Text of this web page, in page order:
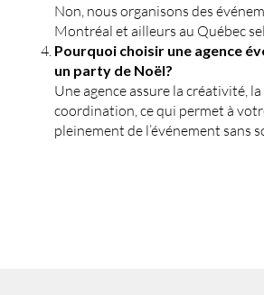
Non, nous organisons des
Montréal et ailleurs au Québec
Pourquoi choisir une agence
un party de Noël?
Une agence assure la créativité,
coordination, ce qui permet à
pleinement de l’événement sans